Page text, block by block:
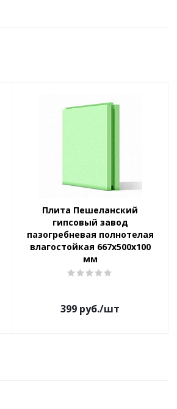
Плита Пешеланский
гипсовый завод
пазогребневая полнотелая
влагостойкая 667х500х100
мм
399 руб./шт